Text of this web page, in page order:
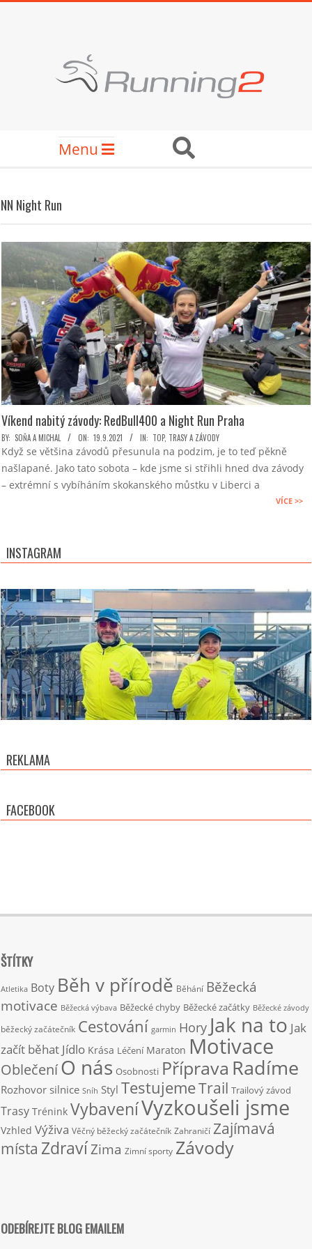
Secondary
Navigation
Menu Search
NN Night Run
Víkend nabitý závody: RedBull400 a Night Run Praha
2021-
09-
19
BY: SOŇA A MICHAL ON: 19.9.2021 IN: TOP, TRASY A ZÁVODY
Když se většina závodů přesunula na podzim, je to teď pěkně
našlapané. Jako tato sobota – kde jsme si střihli hned dva závody
– extrémní s vybíháním skokanského můstku v Liberci a
VÍCE >>
INSTAGRAM
REKLAMA
FACEBOOK
ŠTÍTKY
Atletika Boty Běh v přírodě Běhání Běžecká
motivace Běžecká výbava Běžecké chyby Běžecké začátky Běžecké závody
běžecký začátečník Cestování garmin Hory Jak na to Jak
začít běhat Jídlo Krása Léčení Maraton Motivace
OblečeníO nás Osobnosti Příprava Radíme
Rozhovor silnice Sníh Styl TestujemeTrail Trailový závod
Trasy Trénink VybaveníVyzkoušeli jsme
Vzhled Výživa Věčný běžecký začátečník Zahraničí Zajímavá
místa ZdravíZima Zimní sporty Závody
ODEBÍREJTE BLOG EMAILEM